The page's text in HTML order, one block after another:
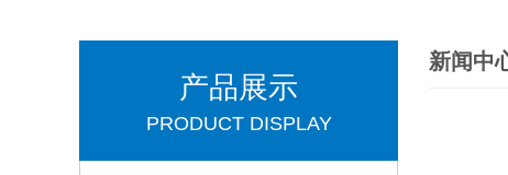
产品展示
PRODUCT DISPLAY
新闻中